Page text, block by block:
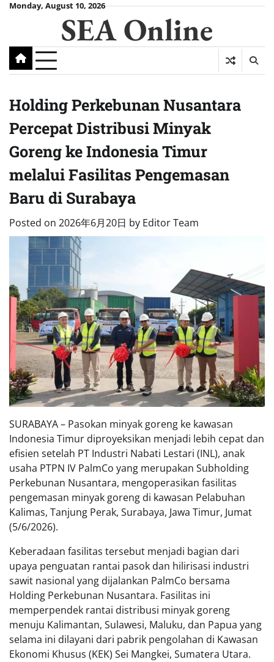
SkipMonday, August 10, 2026
SEA Online
Holding Perkebunan Nusantara
Percepat Distribusi Minyak
Goreng ke Indonesia Timur
melalui Fasilitas Pengemasan
Baru di Surabaya
Posted on 2026年6月20日 by Editor Team
SURABAYA – Pasokan minyak goreng ke kawasan
Indonesia Timur diproyeksikan menjadi lebih cepat dan
efisien setelah PT Industri Nabati Lestari (INL), anak
usaha PTPN IV PalmCo yang merupakan Subholding
Perkebunan Nusantara, mengoperasikan fasilitas
pengemasan minyak goreng di kawasan Pelabuhan
Kalimas, Tanjung Perak, Surabaya, Jawa Timur, Jumat
(5/6/2026).
Keberadaan fasilitas tersebut menjadi bagian dari
upaya penguatan rantai pasok dan hilirisasi industri
sawit nasional yang dijalankan PalmCo bersama
Holding Perkebunan Nusantara. Fasilitas ini
memperpendek rantai distribusi minyak goreng
menuju Kalimantan, Sulawesi, Maluku, dan Papua yang
selama ini dilayani dari pabrik pengolahan di Kawasan
Ekonomi Khusus (KEK) Sei Mangkei, Sumatera Utara.